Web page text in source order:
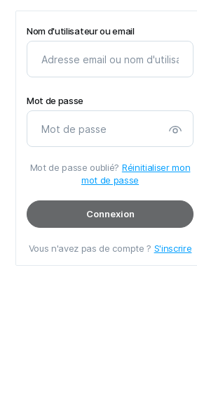
Nom d'utilisateur ou email
Mot de passe
Mot de passe oublié? Réinitialiser mon
mot de passe
Connexion
Vous n'avez pas de compte ? S'inscrire